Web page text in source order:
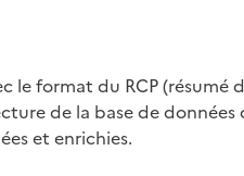
le format du RCP
de la base de
et enrichies.